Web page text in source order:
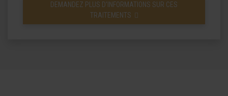
DEMANDEZ PLUS D’INFORMATIONS SUR CES
TRAITEMENTS